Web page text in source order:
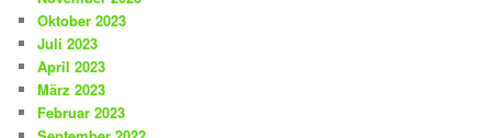
Oktober 2023
Juli 2023
April 2023
März 2023
Februar 2023